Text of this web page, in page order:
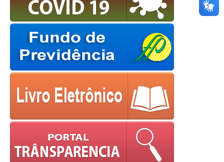
European Commission |
powered by WPCookiePro